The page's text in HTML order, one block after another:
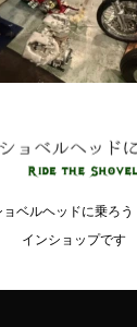
ベルヘッドに乗ろ
インショップです